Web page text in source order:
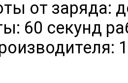
от заряда:
60 секунд